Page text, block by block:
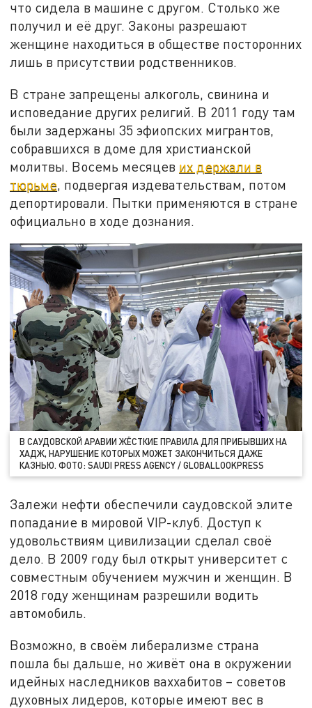
что сидела в машине с другом. Столько же
получил и её друг. Законы разрешают
женщине находиться в обществе посторонних
лишь в присутствии родственников.
В стране запрещены алкоголь, свинина и
исповедание других религий. В 2011 году там
были задержаны 35 эфиопских мигрантов,
собравшихся в доме для христианской
молитвы. Восемь месяцев их держали в
тюрьме, подвергая издевательствам, потом
депортировали. Пытки применяются в стране
официально в ходе дознания.
В САУДОВСКОЙ АРАВИИ ЖЁСТКИЕ ПРАВИЛА ДЛЯ ПРИБЫВШИХ НА
ХАДЖ, НАРУШЕНИЕ КОТОРЫХ МОЖЕТ ЗАКОНЧИТЬСЯ ДАЖЕ
КАЗНЬЮ. ФОТО: SAUDI PRESS AGENCY / GLОBALLООKPRЕSS
Залежи нефти обеспечили саудовской элите
попадание в мировой VIP-клуб. Доступ к
удовольствиям цивилизации сделал своё
дело. В 2009 году был открыт университет с
совместным обучением мужчин и женщин. В
2018 году женщинам разрешили водить
автомобиль.
Возможно, в своём либерализме страна
пошла бы дальше, но живёт она в окружении
идейных наследников ваххабитов – советов
духовных лидеров, которые имеют вес в